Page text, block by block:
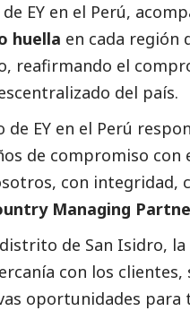
EY en el Perú,
huella en cada región
reafirmando el
del país.
de EY en el Perú
de compromiso
con integridad,
Managing
de San Isidro,
con los
oportunidades para